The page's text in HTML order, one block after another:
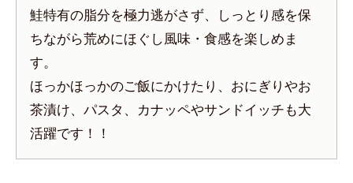
鮭特有の脂分を極力逃がさず、しっとり感を保
ちながら荒めにほぐし風味・食感を楽しめま
す。
ほっかほっかのご飯にかけたり、おにぎりやお
茶漬け、パスタ、カナッペやサンドイッチも大
活躍です！！